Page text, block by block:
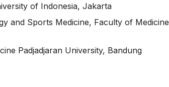
of Indonesia, Jakarta
and Sports Medicine, Faculty of Medicine
Padjadjaran University, Bandung